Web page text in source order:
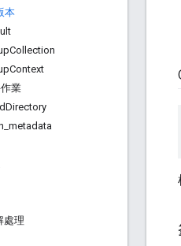
本
Collection
Context
業
Directory
metadata
處理